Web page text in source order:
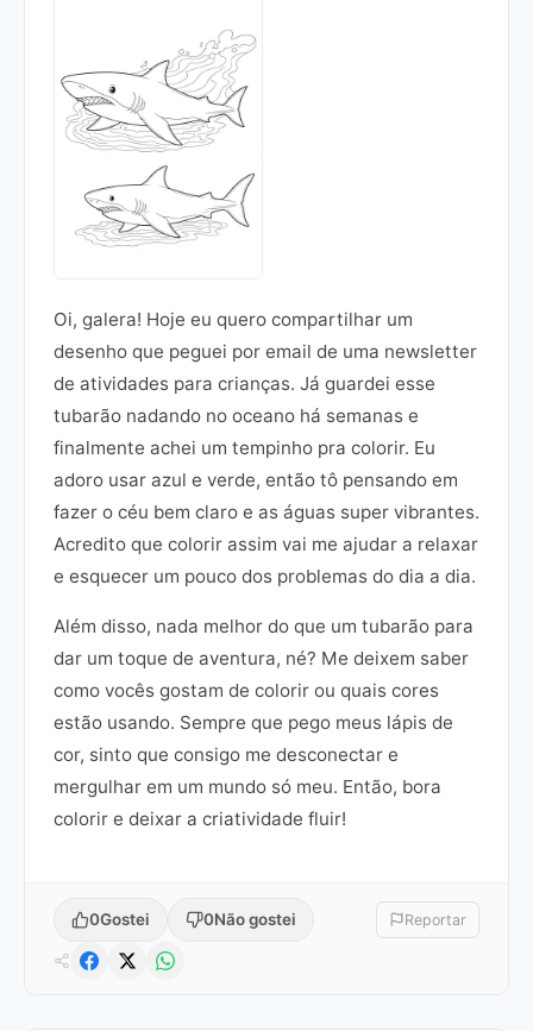
Oi, galera! Hoje eu quero compartilhar um
desenho que peguei por email de uma newsletter
de atividades para crianças. Já guardei esse
tubarão nadando no oceano há semanas e
finalmente achei um tempinho pra colorir. Eu
adoro usar azul e verde, então tô pensando em
fazer o céu bem claro e as águas super vibrantes.
Acredito que colorir assim vai me ajudar a relaxar
e esquecer um pouco dos problemas do dia a dia.
Além disso, nada melhor do que um tubarão para
dar um toque de aventura, né? Me deixem saber
como vocês gostam de colorir ou quais cores
estão usando. Sempre que pego meus lápis de
cor, sinto que consigo me desconectar e
mergulhar em um mundo só meu. Então, bora
colorir e deixar a criatividade fluir!
0Gostei 0Não gostei Reportar